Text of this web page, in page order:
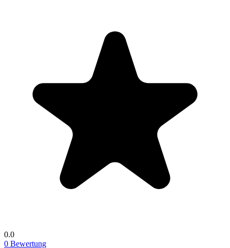
0.0
0 Bewertung